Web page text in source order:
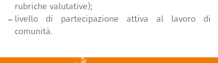
rubriche valutative);
livello di partecipazione attiva al lavoro di
comunità.